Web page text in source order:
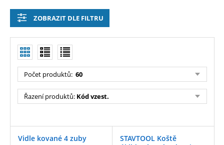
ZOBRAZIT DLE FILTRU
Počet produktů: 60
Řazení produktů: Kód vzest.
Vidle kované 4 zuby
STAVTOOL Koště